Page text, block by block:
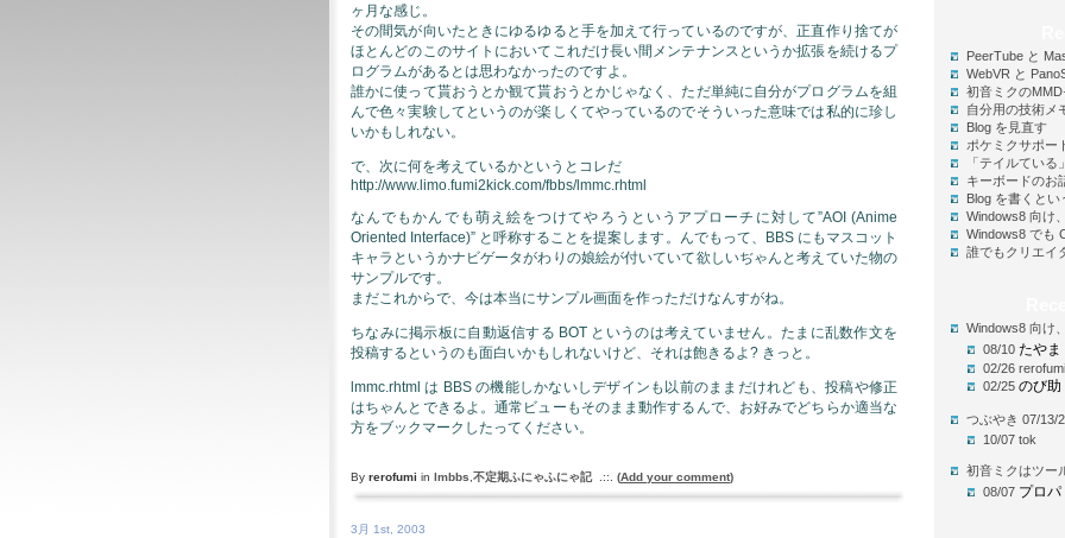
ヶ月な感じ。
その間気が向いたときにゆるゆると手を加えて行っているのですが、正直作り捨てが
ほとんどのこのサイトにおいてこれだけ長い間メンテナンスというか拡張を続けるプ
ログラムがあるとは思わなかったのですよ。
誰かに使って貰おうとか観て貰おうとかじゃなく、ただ単純に自分がプログラムを組
んで色々実験してというのが楽しくてやっているのでそういった意味では私的に珍し
いかもしれない。
で、次に何を考えているかというとコレだ
http://www.limo.fumi2kick.com/fbbs/lmmc.rhtml
なんでもかんでも萌え絵をつけてやろうというアプローチに対して”AOI (Anime
Oriented Interface)” と呼称することを提案します。んでもって、BBS にもマスコット
キャラというかナビゲータがわりの娘絵が付いていて欲しいぢゃんと考えていた物の
サンプルです。
まだこれからで、今は本当にサンプル画面を作っただけなんすがね。
ちなみに掲示板に自動返信する BOT というのは考えていません。たまに乱数作文を
投稿するというのも面白いかもしれないけど、それは飽きるよ? きっと。
lmmc.rhtml は BBS の機能しかないしデザインも以前のままだけれども、投稿や修正
はちゃんとできるよ。通常ビューもそのまま動作するんで、お好みでどちらか適当な
方をブックマークしたってください。
By rerofumi in lmbbs 不定期ふにゃふにゃ記.::. (Add your comment)
3月 1st, 2003
PeerTube と
WebVR と
初音ミクの
自分用の技術メ
Blog を見直す
ポケミクサポー
「テイルている
キーボードのお
Blog を書くとい
Windows8 向け
Windows8 でも
誰でもクリエイ
Windows8 向け
08/10 たやま
02/26 rerofumi
02/25 のび助
つぶやき 07/13/
10/07 tok
初音ミクはツー
08/07 プロパ